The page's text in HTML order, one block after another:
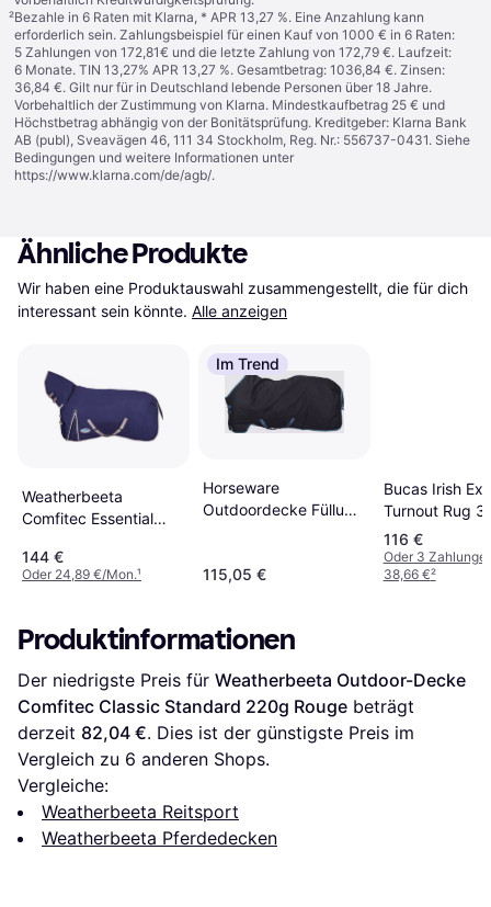
²Bezahle in 6 Raten mit Klarna, * APR 13,27 %. Eine Anzahlung kann
erforderlich sein. Zahlungsbeispiel für einen Kauf von 1000 € in 6 Raten:
5 Zahlungen von 172,81€ und die letzte Zahlung von 172,79 €. Laufzeit:
6 Monate. TIN 13,27% APR 13,27 %. Gesamtbetrag: 1036,84 €. Zinsen:
36,84 €. Gilt nur für in Deutschland lebende Personen über 18 Jahre.
Vorbehaltlich der Zustimmung von Klarna. Mindestkaufbetrag 25 € und
Höchstbetrag abhängig von der Bonitätsprüfung. Kreditgeber: Klarna Bank
AB (publ), Sveavägen 46, 111 34 Stockholm, Reg. Nr.: 556737-0431. Siehe
Bedingungen und weitere Informationen unter
https://www.klarna.com/de/agb/.
Ähnliche Produkte
Wir haben eine Produktauswahl zusammengestellt, die für dich
interessant sein könnte. Alle anzeigen
Weatherbeeta
Comfitec Essential
144 €
Oder 24,89 €/Mon.¹
Im Trend
Horseware
Outdoordecke Füllung
115,05 €
Bucas Irish
Turnout Rug
Black/Gold
116 €
Oder 3
38,66 €²
Produktinformationen
Der niedrigste Preis für Weatherbeeta Outdoor-Decke
Comfitec Classic Standard 220g Rouge beträgt
derzeit 82,04 €. Dies ist der günstigste Preis im
Vergleich zu 6 anderen Shops.
Vergleiche:
Weatherbeeta Reitsport
Weatherbeeta Pferdedecken